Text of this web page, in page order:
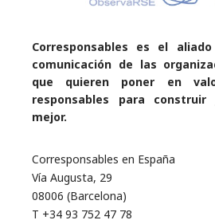
Corresponsables es el
comunicación de las
que quieren poner en
responsables para
mejor.
Corresponsables en España
Vía Augusta, 29
08006 (Barcelona)
T +34 93 752 47 78